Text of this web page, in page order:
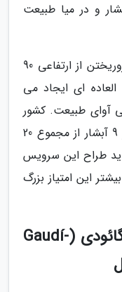
و در میا طبیعت
تصور کنید صدها گالن آب در حال فروریختن از ارتفاعی 90
ای ایجاد می
آوای طبیعت. کشور
نروژ همواره بابت نعمت برخورداری از 9 آبشار از مجموع 20
طراح این سرویس
این امتیاز بزرگ
سرویس بهداشتی با سبک گائودی (Gaudí-